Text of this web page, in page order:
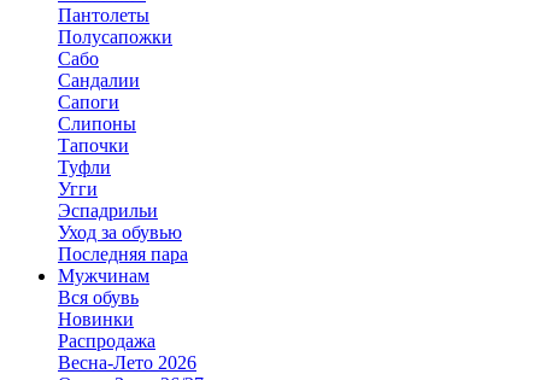
Пантолеты
Полусапожки
Сабо
Сандалии
Сапоги
Слипоны
Тапочки
Туфли
Угги
Эспадрильи
Уход за обувью
Последняя пара
Мужчинам
Вся обувь
Новинки
Распродажа
Весна-Лето 2026